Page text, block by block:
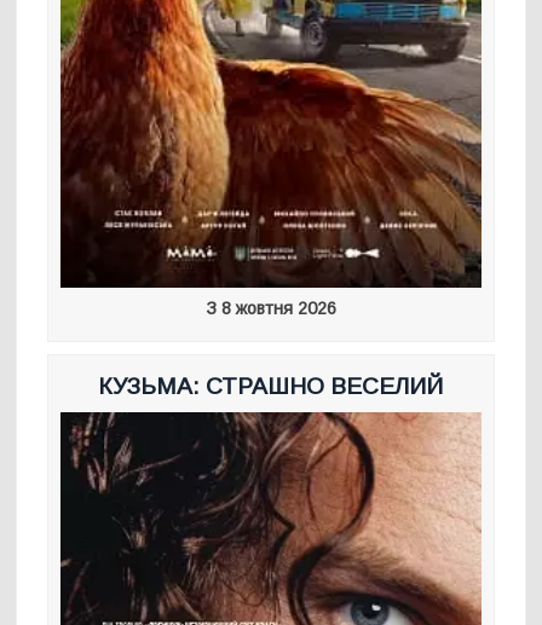
З 8 жовтня 2026
КУЗЬМА: СТРАШНО ВЕСЕЛИЙ